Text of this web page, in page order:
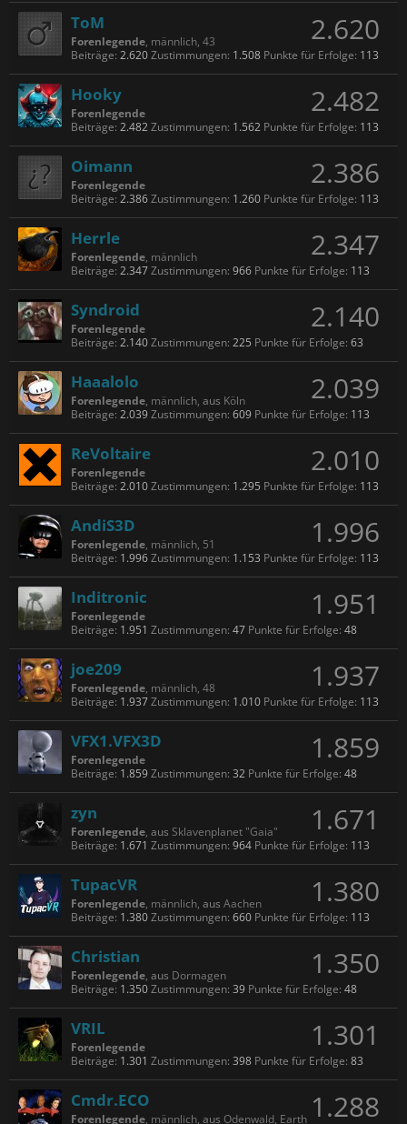
2.620
ToM
Forenlegende, männlich, 43
Beiträge: 2.620Zustimmungen: 1.508 Punkte für Erfolge: 113
2.482
Hooky
Forenlegende
Beiträge: 2.482Zustimmungen: 1.562 Punkte für Erfolge: 113
2.386
Oimann
Forenlegende
Beiträge: 2.386Zustimmungen: 1.260 Punkte für Erfolge: 113
2.347
Herrle
Forenlegende, männlich
Beiträge: 2.347Zustimmungen: 966 Punkte für Erfolge: 113
2.140
Syndroid
Forenlegende
Beiträge: 2.140Zustimmungen: 225 Punkte für Erfolge: 63
2.039
Haaalolo
Forenlegende, männlich, aus Köln
Beiträge: 2.039Zustimmungen: 609 Punkte für Erfolge: 113
2.010
ReVoltaire
Forenlegende
Beiträge: 2.010Zustimmungen: 1.295 Punkte für Erfolge: 113
1.996
AndiS3D
Forenlegende, männlich, 51
Beiträge: 1.996Zustimmungen: 1.153 Punkte für Erfolge: 113
1.951
Inditronic
Forenlegende
Beiträge: 1.951 Zustimmungen: 47 Punkte für Erfolge: 48
1.937
joe209
Forenlegende, männlich, 48
Beiträge: 1.937Zustimmungen: 1.010 Punkte für Erfolge: 113
1.859
VFX1.VFX3D
Forenlegende
Beiträge: 1.859Zustimmungen: 32 Punkte für Erfolge: 48
1.671
zyn
Forenlegende, aus Sklavenplanet "Gaia"
Beiträge: 1.671 Zustimmungen: 964 Punkte für Erfolge: 113
1.380
TupacVR
Forenlegende, männlich, aus Aachen
Beiträge: 1.380Zustimmungen: 660 Punkte für Erfolge: 113
1.350
Christian
Forenlegende, aus Dormagen
Beiträge: 1.350Zustimmungen: 39 Punkte für Erfolge: 48
1.301
VRIL
Forenlegende
Beiträge: 1.301 Zustimmungen: 398 Punkte für Erfolge: 83
1.288
Cmdr.ECO
Forenlegende, männlich, aus Odenwald, Earth